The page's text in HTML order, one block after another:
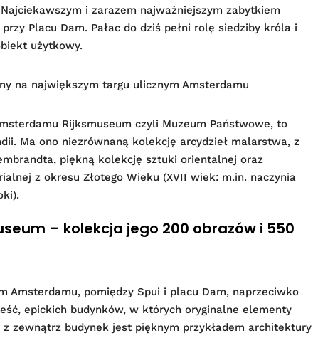
i zarazem najważniejszym zabytkiem
Placu Dam. Pałac do dziś pełni rolę siedziby króla i
użytkowy.
na największym targu ulicznym Amsterdamu
Rijksmuseum czyli Muzeum Państwowe, to
Ma ono niezrównaną kolekcję arcydzieł malarstwa, z
piękną kolekcję sztuki orientalnej oraz
z okresu Złotego Wieku (XVII wiek: m.in. naczynia
– kolekcja jego 200 obrazów i 550
Amsterdamu, pomiędzy Spui i placu Dam, naprzeciwko
epickich budynków, w których oryginalne elementy
zewnątrz budynek jest pięknym przykładem architektury